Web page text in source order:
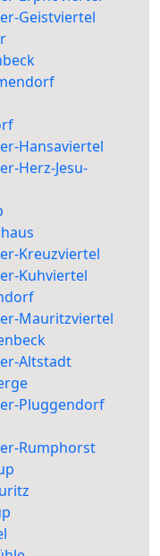
Geistviertel
Hansaviertel
Herz-Jesu-
Kreuzviertel
Kuhviertel
Mauritzviertel
Altstadt
Pluggendorf
Rumphorst